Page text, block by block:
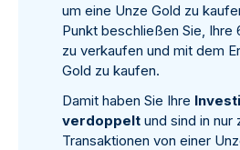
um eine Unze Gold zu
Punkt beschließen Sie, Ihre
zu verkaufen und mit dem
Gold zu kaufen.
Damit haben Sie Ihre
verdoppelt und sind in nur
Transaktionen von einer